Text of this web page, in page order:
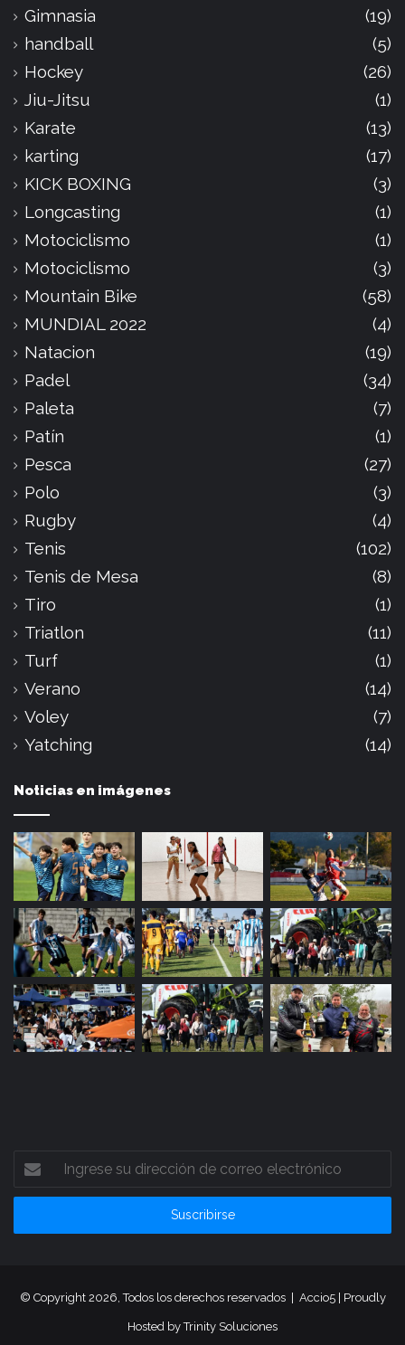
Gimnasia
(19)
handball
(5)
Hockey
(26)
Jiu-Jitsu
(1)
Karate
(13)
karting
(17)
KICK BOXING
(3)
Longcasting
(1)
Motociclismo
(1)
Motociclismo
(3)
Mountain Bike
(58)
MUNDIAL 2022
(4)
Natacion
(19)
Padel
(34)
Paleta
(7)
Patín
(1)
Pesca
(27)
Polo
(3)
Rugby
(4)
Tenis
(102)
Tenis de Mesa
(8)
Tiro
(1)
Triatlon
(11)
Turf
(1)
Verano
(14)
Voley
(7)
Yatching
(14)
Noticias en imágenes
Ingrese
su
dirección
correo
© Copyright 2026, Todos los derechos reservados | Accio5| Proudly
Hosted byTrinity Soluciones